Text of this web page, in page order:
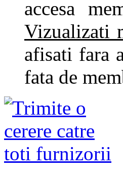
accesa
Vizualizati
afisati fara
fata de